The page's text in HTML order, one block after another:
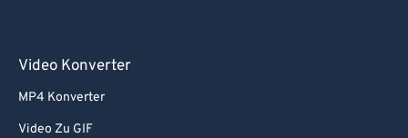
Video Konverter
MP4 Konverter
Video Zu GIF